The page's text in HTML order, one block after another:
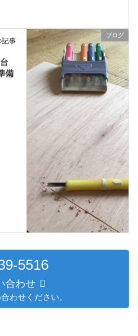
ブログ
記事
備
5516
合わせ
わせください。